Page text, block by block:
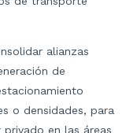
alianzas
de
o densidades, para
en las áreas